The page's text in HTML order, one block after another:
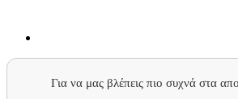
Για να μας βλέπεις πιο συχνά στα